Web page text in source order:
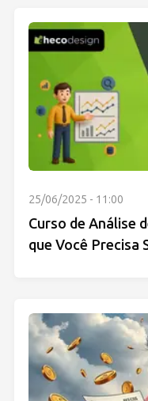
25/06/2025 - 11:00
Curso de Análise
que Você Precisa